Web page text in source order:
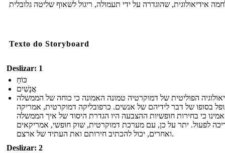
Texto do Storyboard
Deslizar: 1
כּוֹחַ
אֲנָשִׁים
הפוליטית של דמוקרטיה טמונה האמונה כי כוחה של הממשלה
בסופו של דבר לידיהם של אנשים. כרפובליקה דמוקרטית, אמריקה
כי בחירות חופשיות ההצבעה היו הגדרת היסוד של איך הממשלה
לפעול. יתר על כן, עם מערכת דמוקרטית, שוק חופשי, אמריקאים
ואחרים, יכול להכתיב חירותם ואת העתיד של ארצם.
Deslizar: 2